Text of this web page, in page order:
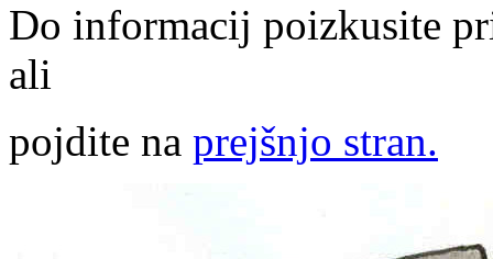
Do informacij poizkusite
ali
pojdite na prejšnjo stran.